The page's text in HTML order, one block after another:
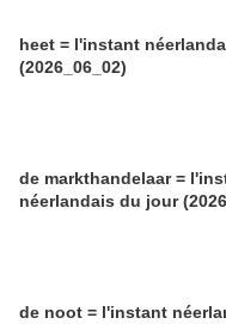
heet = l'instant
(2026_06_02)
de markthandelaar =
néerlandais du jour
de noot = l'instant